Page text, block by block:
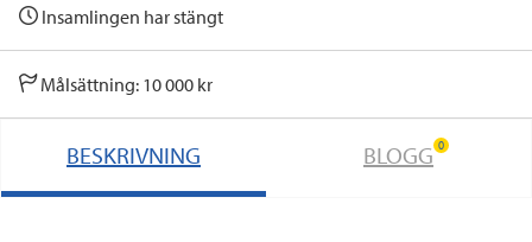
b
o
o
k
r
I
Insamlingen har stängt
Målsättning: 10 000 kr
BESKRIVNING BLOGG 0